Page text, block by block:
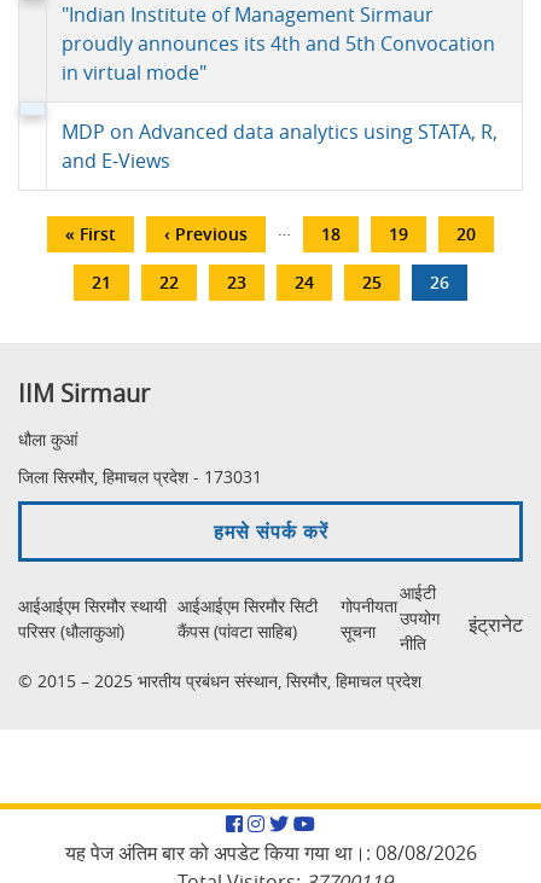
"Indian Institute of Management Sirmaur
proudly announces its 4th and 5th Convocation
in virtual mode"
MDP on Advanced data analytics using STATA, R,
and E-Views
Pagination
First
page
« First Previous
page
‹ Previous … पृष्ठ
18 पृष्ठ
19 पृष्ठ
20
पृष्ठ
21 पृष्ठ
22 पृष्ठ
23 पृष्ठ
24 पृष्ठ
25 Current
page
26
IIM Sirmaur
धौला कुआं
जिला सिरमौर, हिमाचल प्रदेश - 173031
हमसे संपर्क करें
आईआईएम सिरमौर स्थायी
परिसर (धौलाकुआं)
आईआईएम सिरमौर सिटी
कैंपस (पांवटा साहिब)
गोपनीयता
सूचना
आईटी
उपयोग
नीति
इंट्रानेट
© 2015 – 2025 भारतीय प्रबंधन संस्थान, सिरमौर, हिमाचल प्रदेश
Facebook
Instagram
Twitter
YouTube
यह पेज अंतिम बार को अपडेट किया गया था।: 08/08/2026